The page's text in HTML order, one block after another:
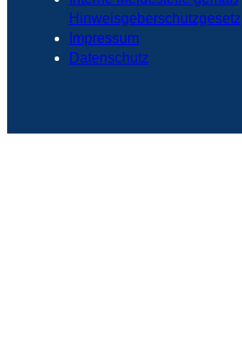
Hinweisgeberschutzgesetz
Impressum
Datenschutz